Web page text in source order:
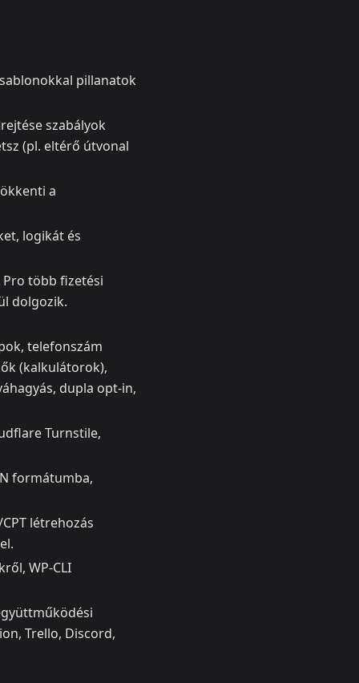
pillanatok
szabályok
(pl. eltérő útvonal
a
logikát és
Pro több fizetési
dolgozik.
telefonszám
(kalkulátorok),
dupla opt‑in,
Turnstile,
formátumba,
létrehozás
WP‑CLI
Trello, Discord,